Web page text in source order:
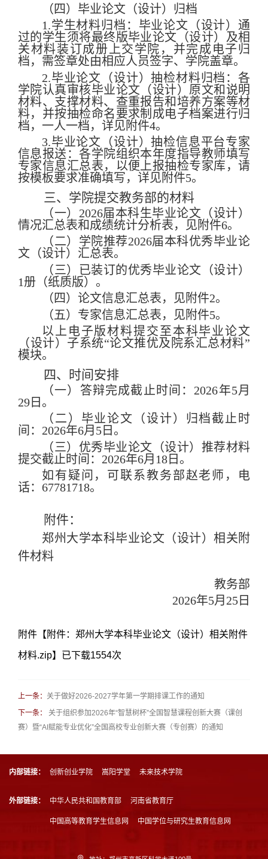
（四）毕业论文（设计）归档
1.学生材料归档：毕业论文（设计）通
过的学生须将最终版毕业论文（设计）及相
关材料装订成册上交学院，并完成电子归
档，需签章处由相应人员签字、学院盖章。
2.毕业论文（设计）抽检材料归档：各
学院认真审核毕业论文（设计）原文和说明
材料、支撑材料、查重报告和培养方案等材
料，并按抽检命名要求制成电子档案进行归
档，一人一档，详见附件4。
3.毕业论文（设计）抽检信息平台专家
信息报送：各学院组织本年度指导教师填写
专家信息汇总表，以便上报抽检专家库，请
按模板要求准确填写，详见附件5。
三、学院提交教务部的材料
（一） 2026届本科生毕业论文（设计）
情况汇总表和成绩统计分析表，见附件6。
（二）学院推荐2026届本科优秀毕业论
文（设计）汇总表。
（三）已装订的优秀毕业论文（设计）
1册（纸质版） 。
（四）论文信息汇总表，见附件2。
（五）专家信息汇总表，见附件5。
以上电子版材料提交至 本科毕业论文
（设计）子系统“论文推优及院系汇总材料”
模块。
四、时间安排
（一）答辩完成截止时间 ： 2026年5月
29 日。
（二）毕业论文（设计）归档截止时
间： 2026年6月 5 日。
（三）优秀毕业论文（设计）推荐材料
提交截止时间： 2026年6月 18 日。
如有疑问，可联系教务部赵老师，电
话： 67781718。
附件：
郑州大学本科毕业论文（设计）相关附
件材料
教务部
2026年5月 25 日
附件【 附件：郑州大学本科毕业论文（设计）相关附件
材料.zip】已下载1554次
上一条： 关于做好2026-2027学年第一学期排课工作的通知
下一条：
关于组织参加2026年“智慧树杯”全国智慧课程创新大赛（课创
赛）暨“AI赋能专业优化”全国高校专业创新大赛（专创赛）的通知
内部链接： 创新创业学院 嵩阳学堂 未来技术学院
外部链接： 中华人民共和国教育部 河南省教育厅
中国高等教育学生信息网 中国学位与研究生教育信息网